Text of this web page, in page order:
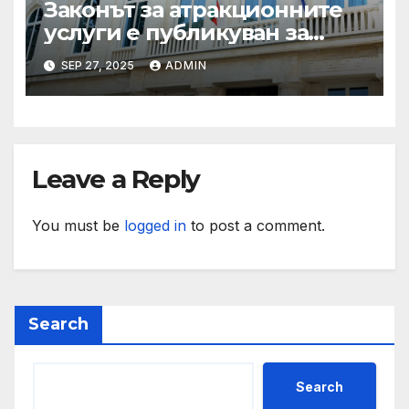
Законът за атракционните
услуги е публикуван за
обществено обсъждане
SEP 27, 2025 ADMIN
Leave a Reply
You must be logged in to post a comment.
Search
Search